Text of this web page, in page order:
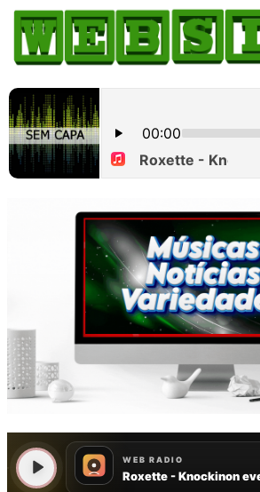
HOME
COMO ANUNCIAR
JORNAIS DO BRASIL
PODCAST/NOTÍCIAS
AS NOTÍCIAS DO DIA
CANAL 3CLIMAS
BLOGS & COLUNAS
AGÊNCIA DE NOTÍCIAS
CNN BRASIL
PORTAL CEARÁ
FOTOS
ÚLTIMAS POSTAGENS
BOAS NOTÍCIAS...VIRAM MANCHETE!
Todos
BLOGS & COLUNAS